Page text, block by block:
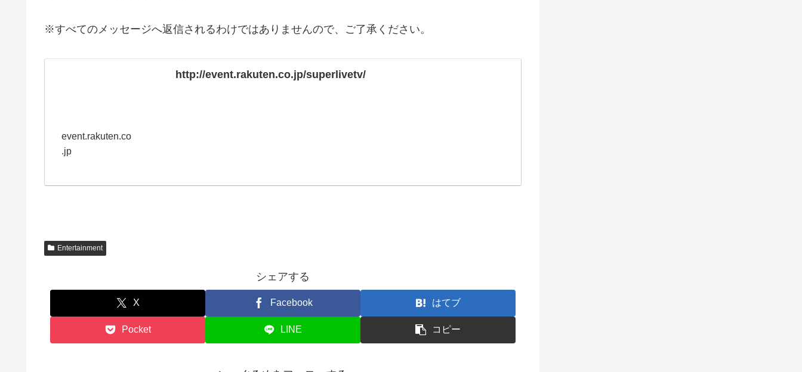
※すべてのメッセージへ返信されるわけではありませんので、ご了承ください。
http://event.rakuten.co.jp/superlivetv/
event.rakuten.co
.jp
Entertainment
シェアする
X Facebook はてブ
Pocket LINE コピー